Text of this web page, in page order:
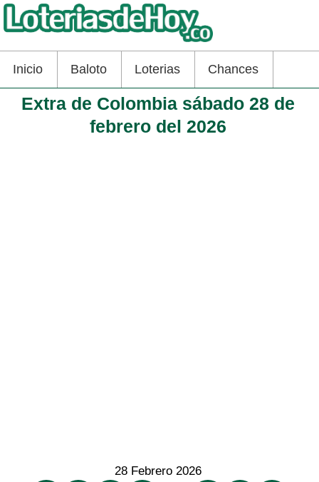
Inicio Baloto Loterias Chances
Extra de Colombia sábado 28 de
febrero del 2026
28 Febrero 2026